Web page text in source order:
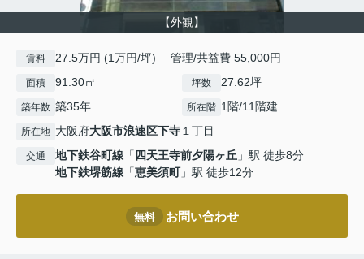
【外観】
賃料 27.5万円 (1万円/坪) 管理/共益費 55,000円
面積 91.30㎡ 坪数 27.62坪
築年数 築35年 所在階 1階/11階建
所在地 大阪府大阪市浪速区下寺１丁目
交通 地下鉄谷町線 「 四天王寺前夕陽ヶ丘 」駅 徒歩8分
地下鉄堺筋線 「恵美須町」駅 徒歩12分
無料 お問い合わせ